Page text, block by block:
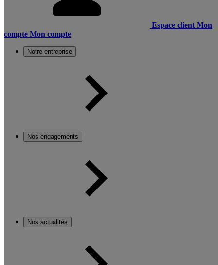
Espace client Mon
compte Mon compte
Notre entreprise
Nos engagements
Nos actualités